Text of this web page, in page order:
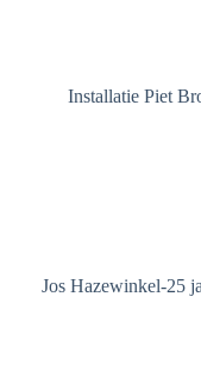
Installatie Piet
Jos Hazewinkel-25